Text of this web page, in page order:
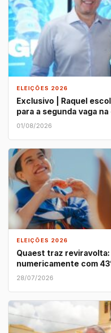
ELEIÇÕES 2026
Exclusivo | Raquel
para a segunda vaga na
01/08/2026
ELEIÇÕES 2026
Quaest traz
numericamente com
28/07/2026